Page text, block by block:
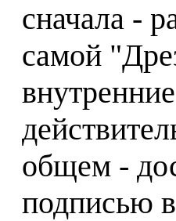
сначала -
самой
общем -
подписью